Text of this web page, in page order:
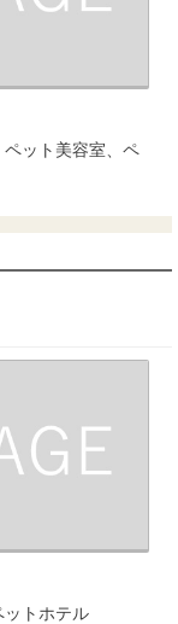
ペット美容室、ペ
ットホテル